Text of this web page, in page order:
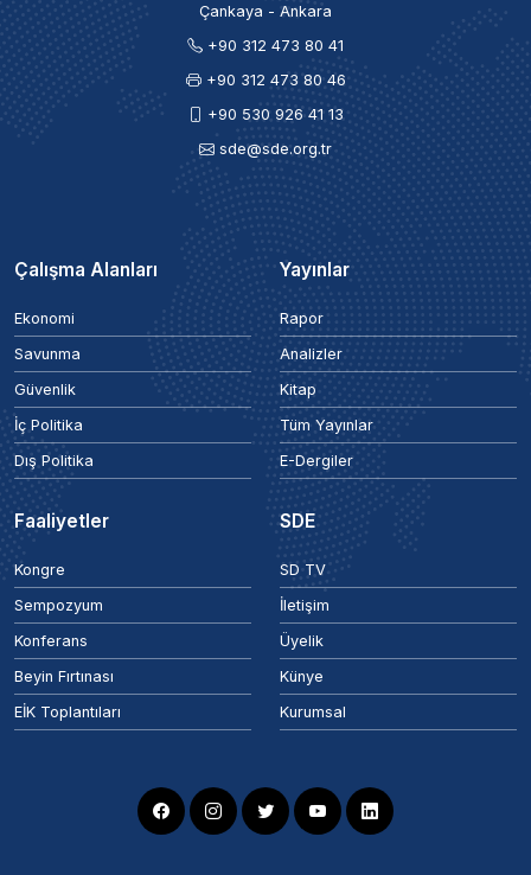
Çankaya - Ankara
+90 312 473 80 41
+90 312 473 80 46
+90 530 926 41 13
sde@sde.org.tr
Çalışma Alanları
Ekonomi
Savunma
Güvenlik
İç Politika
Dış Politika
Yayınlar
Rapor
Analizler
Kitap
Tüm Yayınlar
E-Dergiler
Faaliyetler
Kongre
Sempozyum
Konferans
Beyin Fırtınası
EİK Toplantıları
SDE
SD TV
İletişim
Üyelik
Künye
Kurumsal